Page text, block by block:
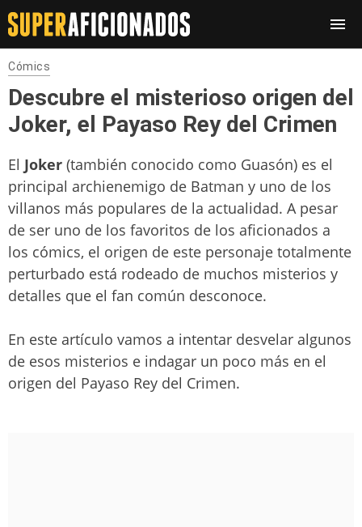
Cómics
Descubre el misterioso origen del
Joker, el Payaso Rey del Crimen
El Joker (también conocido como Guasón) es el
principal archienemigo de Batman y uno de los
villanos más populares de la actualidad. A pesar
de ser uno de los favoritos de los aficionados a
los cómics, el origen de este personaje totalmente
perturbado está rodeado de muchos misterios y
detalles que el fan común desconoce.
En este artículo vamos a intentar desvelar algunos
de esos misterios e indagar un poco más en el
origen del Payaso Rey del Crimen.